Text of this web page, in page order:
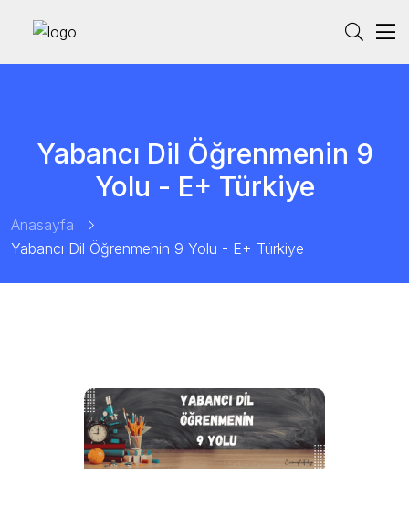
Yabancı Dil Öğrenmenin 9
Yolu - E+ Türkiye
Anasayfa
Yabancı Dil Öğrenmenin 9 Yolu - E+ Türkiye